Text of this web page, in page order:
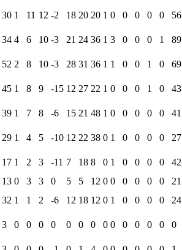
30 1 11 12 -2 18 20 20 1 0 0 0 0 0
56
34 4 6 10 -3 21 24 36 1 3 0 0 0 1
89
52 2 8 10 -3 28 31 36 1 1 0 0 1 0
69
45 1 8 9 -15 12 27 22 1 0 0 0 1 0
43
39 1 7 8 -6 15 21 48 1 0 0 0 0 0
41
29 1 4 5 -10 12 22 38 0 1 0 0 0 0
27
17 1 2 3 -11 7 18 8 0 1 0 0 0 0
42
13 0 3 3 0 5 5 12 0 0 0 0 0 0
21
32 1 1 2 -6 12 18 12 0 1 0 0 0 0
24
3 0 0 0 0 0 0 0 0 0 0 0 0 0
0